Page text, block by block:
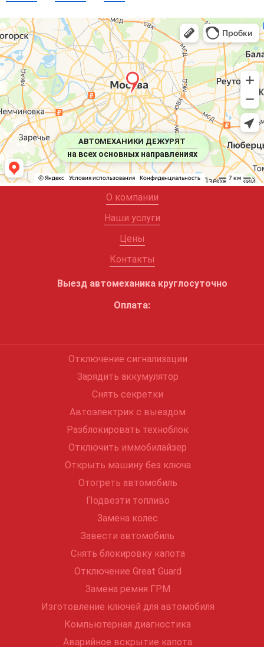
АВТОМЕХАНИКИ ДЕЖУРЯТ
на всех основных направлениях
О компании
Наши услуги
Цены
Контакты
Выезд автомеханика круглосуточно
Оплата:
Отключение сигнализации
Зарядить аккумулятор
Снять секретки
Автоэлектрик с выездом
Разблокировать техноблок
Отключить иммобилайзер
Открыть машину без ключа
Отогреть автомобиль
Подвезти топливо
Замена колес
Завести автомобиль
Снять блокировку капота
Отключение Great Guard
Замена ремня ГРМ
Изготовление ключей для автомобиля
Компьютерная диагностика
Аварийное вскрытие капота